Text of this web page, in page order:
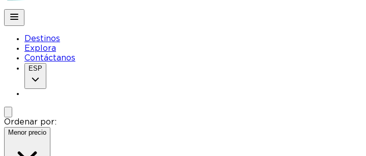
Destinos
Explora
Contáctanos
ESP
Ordenar por:
Menor precio